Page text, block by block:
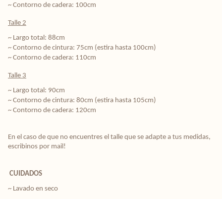
~ Contorno de cadera: 100cm
Talle 2
~ Largo total: 88cm
~ Contorno de cintura: 75cm (estira hasta 100cm)
~ Contorno de cadera: 110cm
Talle 3
~ Largo total: 90cm
~ Contorno de cintura: 80cm (estira hasta 105cm)
~ Contorno de cadera: 120cm
En el caso de que no encuentres el talle que se adapte a tus medidas,
escribinos por mail!
CUIDADOS
~ Lavado en seco